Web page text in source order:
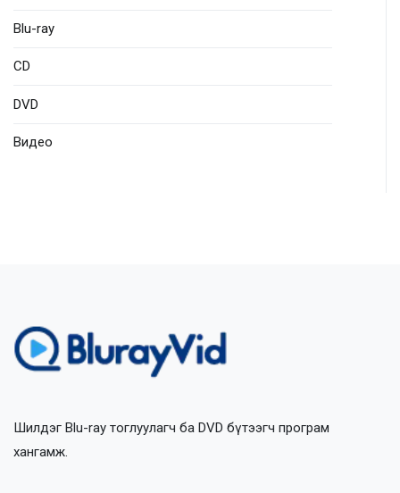
Blu-ray
CD
DVD
Видео
Шилдэг Blu-ray тоглуулагч ба DVD бүтээгч програм
хангамж.